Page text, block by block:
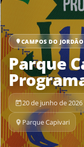
CAMPOS DO JORDÃO
Parque
20 de junho de
Parque Capivari